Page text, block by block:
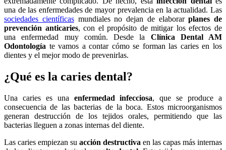
una de las enfermedades de mayor prevalencia en la actualidad. Las
sociedades científicasmundiales no dejan de elaborarplanes de
prevención anticaries, con el propósito de mitigar los efectos de
una enfermedad muy común. Desde la Clínica Dental AM
Odontología te vamos a contar cómo se forman las caries en los
dientes y el mejor modo de prevenirlas.
¿Qué es la caries dental?
Una caries es una enfermedad infecciosa, que se produce a
consecuencia de las bacterias de la boca. Estos microorganismos
generan destrucción de los tejidos orales, permitiendo que las
bacterias lleguen a zonas internas del diente.
Las caries empiezan su acción destructiva en las capas más internas